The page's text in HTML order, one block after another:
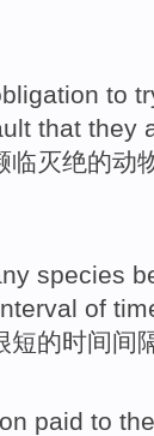
to
that they
临灭绝的动
species
of
短的时间间
paid to